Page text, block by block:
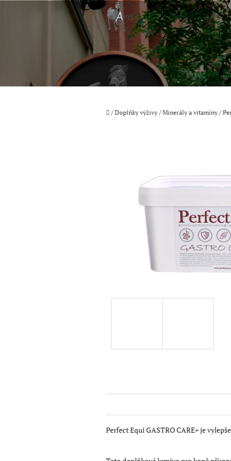
Domů
/ Doplňky výživy / Minerály a vitamíny /
Perfect Equi GASTRO CARE+ je